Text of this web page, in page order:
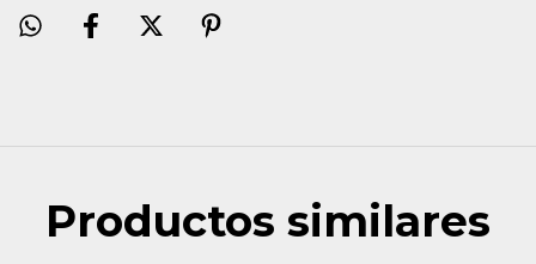
Productos similares